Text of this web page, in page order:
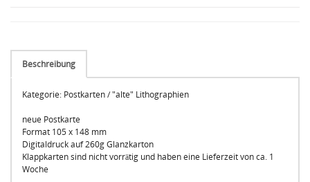
Beschreibung
Kategorie: Postkarten / "alte" Lithographien
neue Postkarte
Format 105 x 148 mm
Digitaldruck auf 260g Glanzkarton
Klappkarten sind nicht vorrätig und haben eine Lieferzeit von ca. 1
Woche